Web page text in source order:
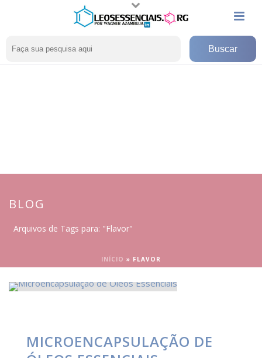
BLOG
Arquivos de Tags para: "Flavor"
INÍCIO » FLAVOR
MICROENCAPSULAÇÃO DE